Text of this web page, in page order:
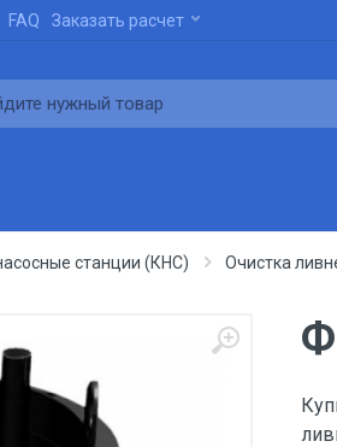
FAQ Заказать расчет
станции (КНС) Очистка